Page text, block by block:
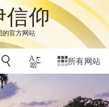
信仰
的官方网站
所有网站